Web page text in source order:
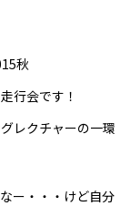
秋
行会です！
レクチャーの一環
ー・・・けど自分